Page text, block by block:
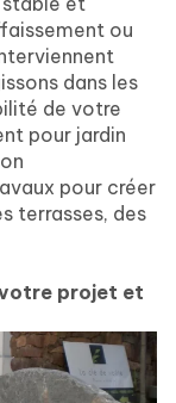
ou
dans les
de votre
pour jardin
pour créer
terrasses, des
projet et